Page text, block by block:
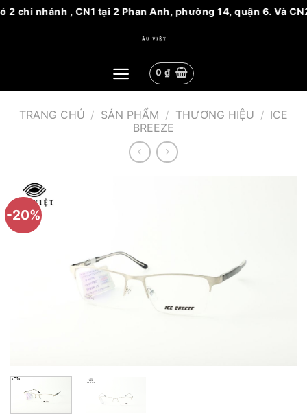
nhánh , CN1 tại 2 Phan Anh, phường 14, quận 6. Và
0 ₫
TRANG CHỦ / SẢN PHẨM / THƯƠNG HIỆU / ICE
BREEZE
-20%